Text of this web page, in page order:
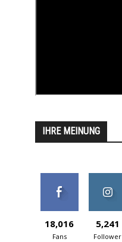
IHRE MEINUNG
18,016
Fans
5,241
Follower